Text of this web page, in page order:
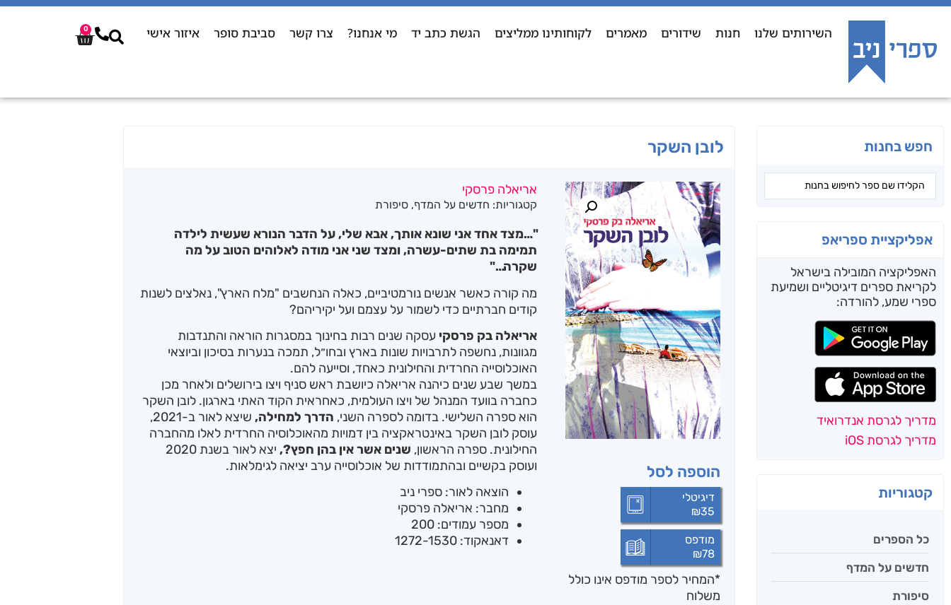
השירותים שלנו חנות שידורים מאמרים לקוחותינו ממליצים הגשת כתב יד מי אנחנו? צרו קשר סביבת סופר איזור אישי 0
חפש בחנות
אפליקציית ספריאפ
האפליקציה המובילה בישראל
לקריאת ספרים דיגיטליים ושמיעת
ספרי שמע, להורדה:
מדריך לגרסת אנדרואיד
מדריך לגרסת iOS
קטגוריות
כל הספרים
חדשים על המדף
סיפורת
לובן השקר
הוספה לסל
דיגיטלי
₪35
מודפס
₪78
*המחיר לספר מודפס אינו כולל
משלוח
אריאלה פרסקי
קטגוריות: חדשים על המדף, סיפורת
"…מצד אחד אני שונא אותך, אבא שלי, על הדבר הנורא שעשית לילדה
תמימה בת שתים-עשרה, ומצד שני אני מודה לאלוהים הטוב על מה
שקרה…"
מה קורה כאשר אנשים נורמטיביים, כאלה הנחשבים "מלח הארץ", נאלצים לשנות
קודים חברתיים כדי לשמור על עצמם ועל יקיריהם?
אריאלה בק פרסקי עסקה שנים רבות בחינוך במסגרות הוראה והתנדבות
מגוונות, נחשפה לתרבויות שונות בארץ ובחו״ל, תמכה בנערות בסיכון וביוצאי
האוכלוסייה החרדית והחילונית כאחד, וסייעה להם.
במשך שבע שנים כיהנה אריאלה כיושבת ראש סניף ויצו בירושלים ולאחר מכן
כחברה בוועד המנהל של ויצו העולמית, כאחראית הקוד האתי בארגון. לובן השקר
הוא ספרה השלישי. בדומה לספרה השני, הדרך למחילה,
שיצא לאור ב-2021,
עוסק לובן השקר באינטראקציה בין דמויות מהאוכלוסיה החרדית לאלו מהחברה
החילונית. ספרה הראשון, שנים אשר אין בהן חפץ?,
יצא לאור בשנת 2020
ועוסק בקשיים ובהתמודדות של אוכלוסייה ערב יציאה לגימלאות.
הוצאה לאור: ספרי ניב
מחבר: אריאלה פרסקי
מספר עמודים: 200
דאנאקוד: 1272-1530